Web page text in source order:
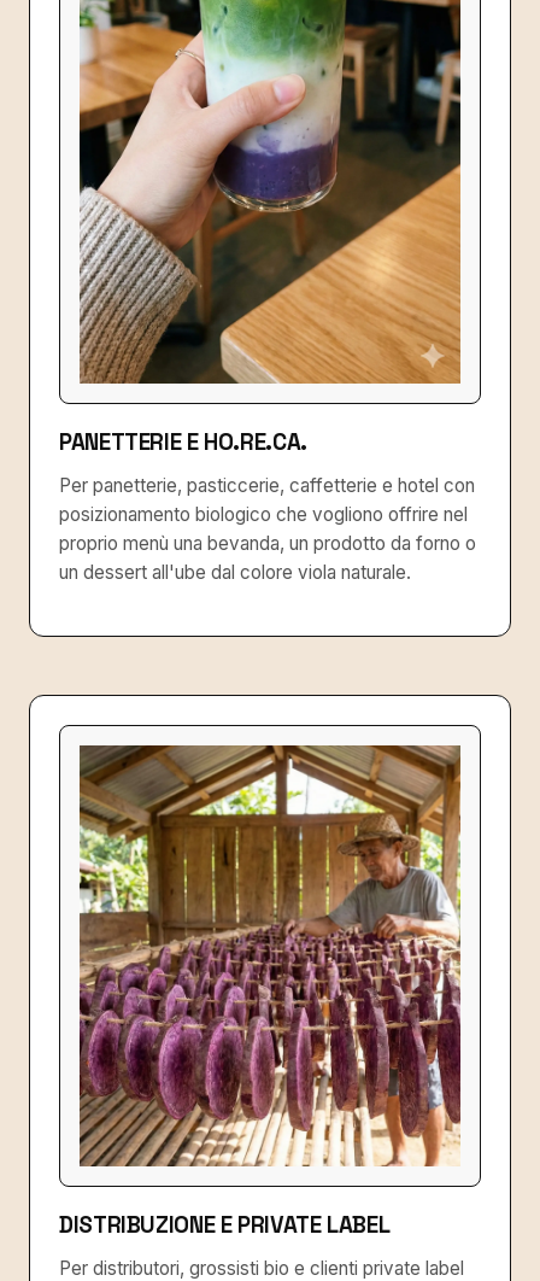
PANETTERIE E HO.RE.CA.
Per panetterie, pasticcerie, caffetterie e hotel con
posizionamento biologico che vogliono offrire nel
proprio menù una bevanda, un prodotto da forno o
un dessert all'ube dal colore viola naturale.
DISTRIBUZIONE E PRIVATE LABEL
Per distributori, grossisti bio e clienti private label